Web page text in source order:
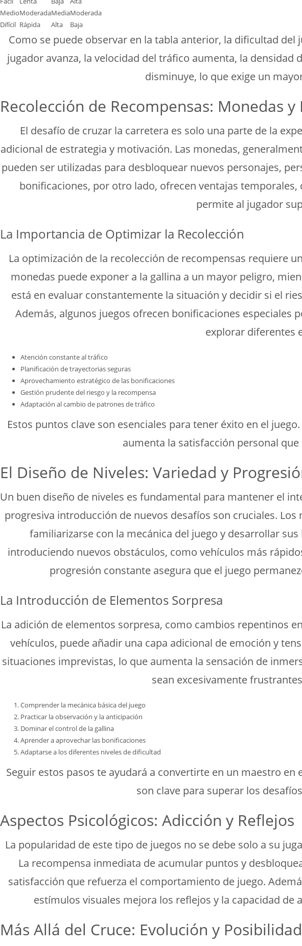
MedioModeradaMediaModerada
Difícil Rápida Alta Baja
Como se puede observar en la tabla anterior, la dificultad
jugador avanza, la velocidad del tráfico aumenta, la
disminuye, lo que exige un
Recolección de Recompensas: Monedas
El desafío de cruzar la carretera es solo una parte de la
adicional de estrategia y motivación. Las monedas,
pueden ser utilizadas para desbloquear nuevos personajes,
bonificaciones, por otro lado, ofrecen ventajas
permite al jugador
La Importancia de Optimizar la Recolección
La optimización de la recolección de recompensas requiere
monedas puede exponer a la gallina a un mayor peligro,
está en evaluar constantemente la situación y decidir si el
Además, algunos juegos ofrecen bonificaciones especiales
explorar diferentes
Atención constante al tráfico
Planificación de trayectorias seguras
Aprovechamiento estratégico de las bonificaciones
Gestión prudente del riesgo y la recompensa
Adaptación al cambio de patrones de tráfico
Estos puntos clave son esenciales para tener éxito en el
aumenta la satisfacción personal
El Diseño de Niveles: Variedad y
Un buen diseño de niveles es fundamental para mantener el
progresiva introducción de nuevos desafíos son cruciales.
familiarizarse con la mecánica del juego y desarrollar
introduciendo nuevos obstáculos, como vehículos más
progresión constante asegura que el juego
La Introducción de Elementos Sorpresa
La adición de elementos sorpresa, como cambios repentinos
vehículos, puede añadir una capa adicional de emoción y
situaciones imprevistas, lo que aumenta la sensación de
sean excesivamente
Comprender la mecánica básica del juego
Practicar la observación y la anticipación
Dominar el control de la gallina
Aprender a aprovechar las bonificaciones
Adaptarse a los diferentes niveles de dificultad
Seguir estos pasos te ayudará a convertirte en un maestro
son clave para superar los
Aspectos Psicológicos: Adicción y Reflejos
La popularidad de este tipo de juegos no se debe solo a su
La recompensa inmediata de acumular puntos y
satisfacción que refuerza el comportamiento de juego.
estímulos visuales mejora los reflejos y la capacidad
Más Allá del Cruce: Evolución y